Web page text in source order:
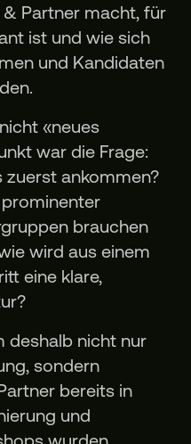
Partner macht, für
ist und wie sich
und Kandidaten
«neues
war die Frage:
ankommen?
brauchen
wird aus einem
eine klare,
deshalb nicht nur
sondern
bereits in
und